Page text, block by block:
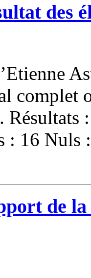
des
complet
: 16 Nuls
de